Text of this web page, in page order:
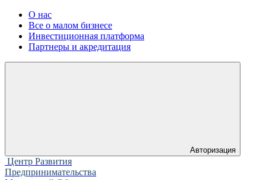
О нас
Все о малом бизнесе
Инвестиционная платформа
Партнеры и акредитация
Авторизация
Центр Развития
Предпринимательства